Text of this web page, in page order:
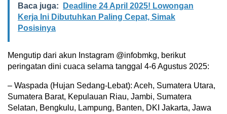
Baca juga:
Deadline 24 April 2025! Lowongan
Kerja Ini Dibutuhkan Paling Cepat, Simak
Posisinya
Mengutip dari akun Instagram @infobmkg, berikut
peringatan dini cuaca selama tanggal 4-6 Agustus 2025:
– Waspada (Hujan Sedang-Lebat): Aceh, Sumatera Utara,
Sumatera Barat, Kepulauan Riau, Jambi, Sumatera
Selatan, Bengkulu, Lampung, Banten, DKI Jakarta, Jawa